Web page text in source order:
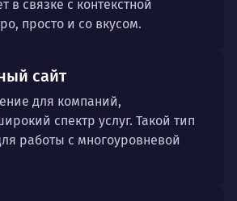
в связке с контекстной
просто и со вкусом.
сайт
для компаний,
спектр услуг. Такой тип
работы с многоуровневой